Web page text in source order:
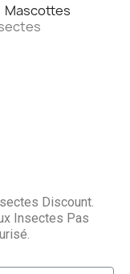
Mascottes
Discount.
Insectes Pas